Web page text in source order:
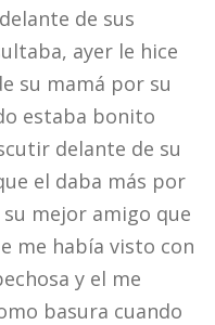
de sus
ayer le hice
su mamá por su
estaba bonito
delante de su
el daba más por
mejor amigo que
me había visto con
y el me
basura cuando